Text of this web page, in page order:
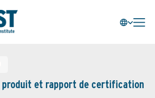
produit et rapport de certification